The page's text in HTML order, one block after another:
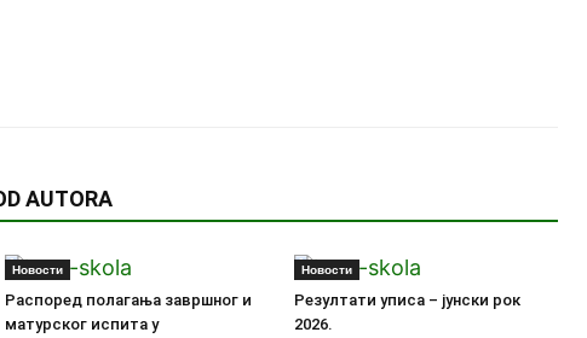
AUTORA
Новости
Распоред полагања завршног и
матурског испита у
Новости
Резултати уписа – јунски рок
2026.